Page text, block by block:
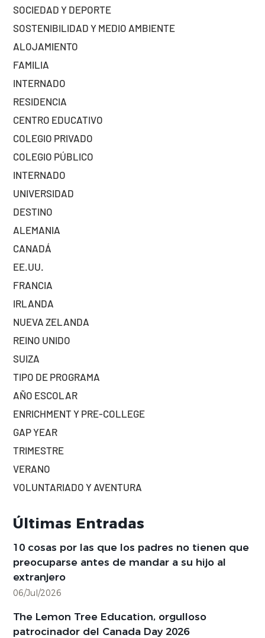
SOCIEDAD Y DEPORTE
SOSTENIBILIDAD Y MEDIO AMBIENTE
ALOJAMIENTO
FAMILIA
INTERNADO
RESIDENCIA
CENTRO EDUCATIVO
COLEGIO PRIVADO
COLEGIO PÚBLICO
INTERNADO
UNIVERSIDAD
DESTINO
ALEMANIA
CANADÁ
EE.UU.
FRANCIA
IRLANDA
NUEVA ZELANDA
REINO UNIDO
SUIZA
TIPO DE PROGRAMA
AÑO ESCOLAR
ENRICHMENT Y PRE-COLLEGE
GAP YEAR
TRIMESTRE
VERANO
VOLUNTARIADO Y AVENTURA
Últimas Entradas
10 cosas por las que los padres no tienen que
preocuparse antes de mandar a su hijo al
extranjero
06/Jul/2026
The Lemon Tree Education, orgulloso
patrocinador del Canada Day 2026